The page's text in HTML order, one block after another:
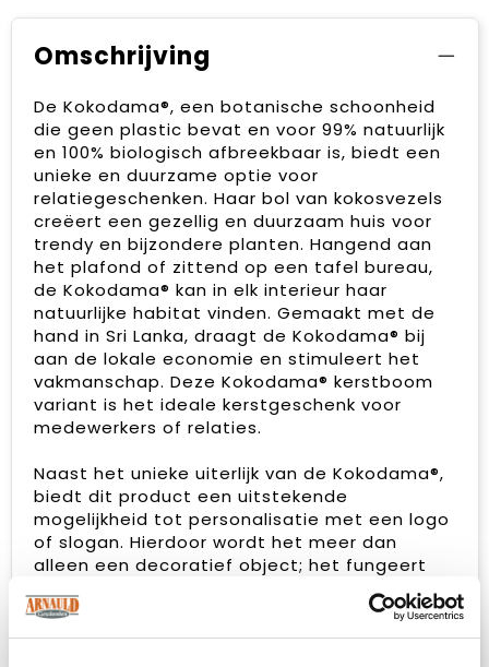
Omschrijving
De Kokodama®, een botanische schoonheid
die geen plastic bevat en voor 99% natuurlijk
en 100% biologisch afbreekbaar is, biedt een
unieke en duurzame optie voor
relatiegeschenken. Haar bol van kokosvezels
creëert een gezellig en duurzaam huis voor
trendy en bijzondere planten. Hangend aan
het plafond of zittend op een tafel bureau,
de Kokodama® kan in elk interieur haar
natuurlijke habitat vinden. Gemaakt met de
hand in Sri Lanka, draagt de Kokodama® bij
aan de lokale economie en stimuleert het
vakmanschap. Deze Kokodama® kerstboom
variant is het ideale kerstgeschenk voor
medewerkers of relaties.
Naast het unieke uiterlijk van de Kokodama®,
biedt dit product een uitstekende
mogelijkheid tot personalisatie met een logo
of slogan. Hierdoor wordt het meer dan
alleen een decoratief object; het fungeert
als een subtiel middel om jouw bedrijf of
merk te promoten, of om simpelweg een
boodschap over te brengen. Op deze manier